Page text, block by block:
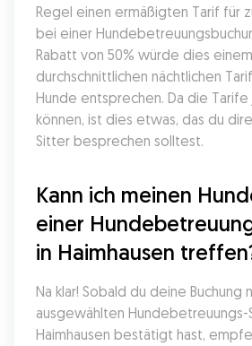
Regel einen ermäßigten Tarif für
bei einer
Rabatt von 50% würde dies einem
durchschnittlichen nächtlichen
Hunde entsprechen. Da die
können, ist dies etwas, das du
Sitter besprechen solltest.
Kann ich meinen
einer
in Haimhausen
Na klar! Sobald du deine Buchung
ausgewählten Hundebetreuungs-
Haimhausen bestätigt hast,